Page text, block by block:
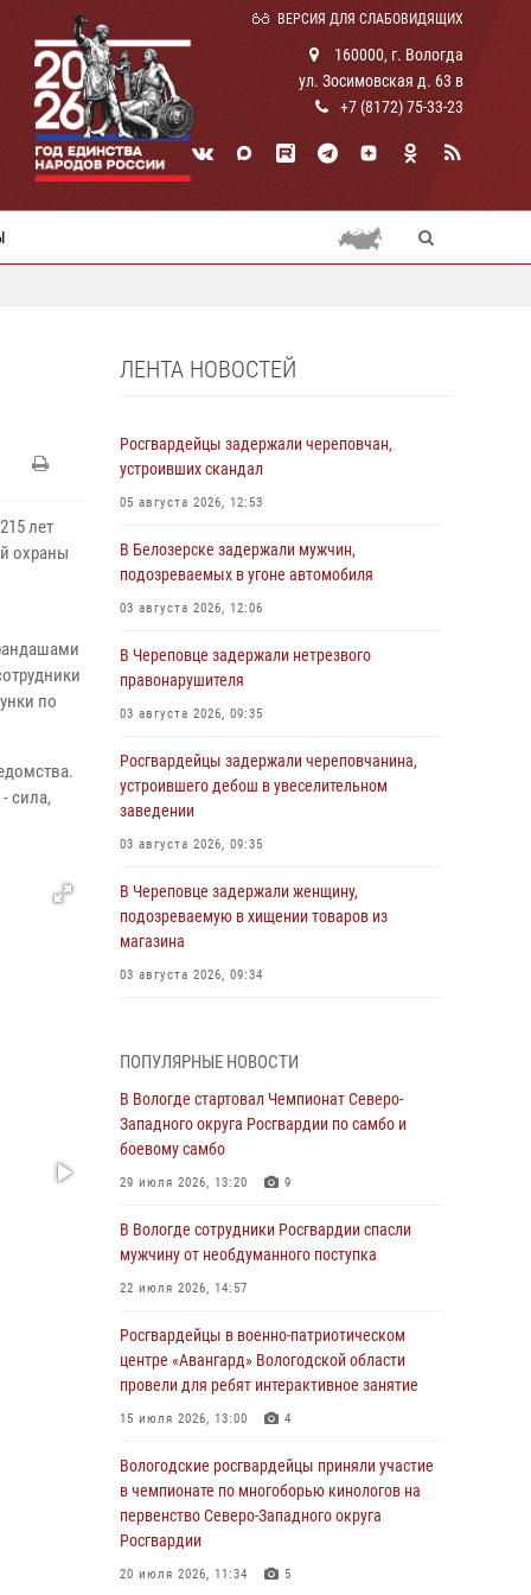
ВЕРСИЯ ДЛЯ СЛАБОВИДЯЩИХ
160000, г. Вологда
ул. Зосимовская д. 63 в
+7 (8172) 75-33-23
лет
охраны
по
сила,
ЛЕНТА НОВОСТЕЙ
Росгвардейцы задержали череповчан,
устроивших скандал
05 августа 2026, 12:53
В Белозерске задержали мужчин,
подозреваемых в угоне автомобиля
03 августа 2026, 12:06
В Череповце задержали нетрезвого
правонарушителя
03 августа 2026, 09:35
Росгвардейцы задержали череповчанина,
устроившего дебош в увеселительном
заведении
03 августа 2026, 09:35
В Череповце задержали женщину,
подозреваемую в хищении товаров из
магазина
03 августа 2026, 09:34
округа Росгвардии по спортивному и боевому
самбо
03 августа 2026, 08:54 8 1
ЗА МИНУВШУЮ НЕДЕЛЮ СОТРУДНИКАМИ
В ВОЛОГОДСКОЙ ОБЛАСТИ ЗАДЕРЖАНО 23
ПРАВОНАРУШИТЕЛЯ
02 августа 2026, 10:37
Росгвардейцы в г. Соколе задержали
несовершеннолетнего нарушителя
на питбайке
31 июля 2026, 06:43
В Вологде стартовал Чемпионат Северо-
Западного округа Росгвардии по самбо и
боевому самбо
29 июля 2026, 13:20
ПОПУЛЯРНЫЕ НОВОСТИ
В Вологде стартовал Чемпионат Северо-
Западного округа Росгвардии по самбо и
боевому самбо
29 июля 2026, 13:20 9
В Вологде сотрудники Росгвардии спасли
мужчину от необдуманного поступка
22 июля 2026, 14:57
Росгвардейцы в военно-патриотическом
центре «Авангард» Вологодской области
провели для ребят интерактивное занятие
15 июля 2026, 13:00 4
Вологодские росгвардейцы приняли участие
в чемпионате по многоборью кинологов на
первенство Северо-Западного округа
Росгвардии
20 июля 2026, 11:34 5